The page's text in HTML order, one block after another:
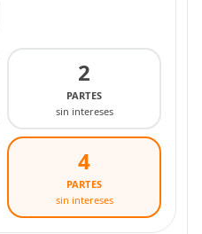
2
PARTES
sin intereses
4
PARTES
sin intereses